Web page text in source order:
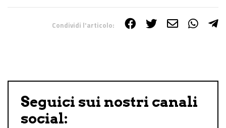
Condividi l'articolo:
Seguici sui nostri canali
social: